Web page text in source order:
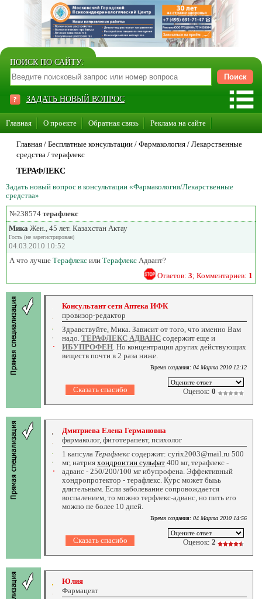
ПОИСК ПО САЙТУ:
ЗАДАТЬ НОВЫЙ ВОПРОС
Главная О проекте Обратная связь Реклама на сайте
Стать консультантом нашего сайта
Главная / Бесплатные консультации / Фармакология / Лекарственные
средства / терафлекс
ТЕРАФЛЕКС
Задать новый вопрос в консультации «Фармакология/Лекарственные
средства»
№238574 терафлекс
Мика Жен., 45 лет. Казахстан Актау
Гость (не зарегистрирован)
04.03.2010 10:52
А что лучше Терафлекс или Терафлекс Адвант?
Ответов: 3; Комментариев: 1
Консультант сети Аптека ИФК
провизор-редактор
Здравствуйте, Мика. Зависит от того, что именно Вам
надо. ТЕРАФЛЕКС АДВАНС содержит еще и
ИБУПРОФЕН . Но концентрация других действующих
веществ почти в 2 раза ниже.
Время создания: 04 Марта 2010 12:12
Оценок: 0
Дмитриева Елена Германовна
фармаколог, фитотерапевт, психолог
1 капсула Терафлекс содержит: cyrix2003@mail.ru 500
мг, натрия хондроитин сульфат 400 мг, терафлекс -
адванc - 250/200/100 мг ибупрофена. Эффективный
хондропротектор - терафлекс. Курс может быьь
длительным. Если заболевание сопровождается
воспалением, то можно терфлекс-адванc, но пить его
можно не более 10 дней.
Время создания: 04 Марта 2010 14:56
Оценок: 2
Юлия
Фармацевт